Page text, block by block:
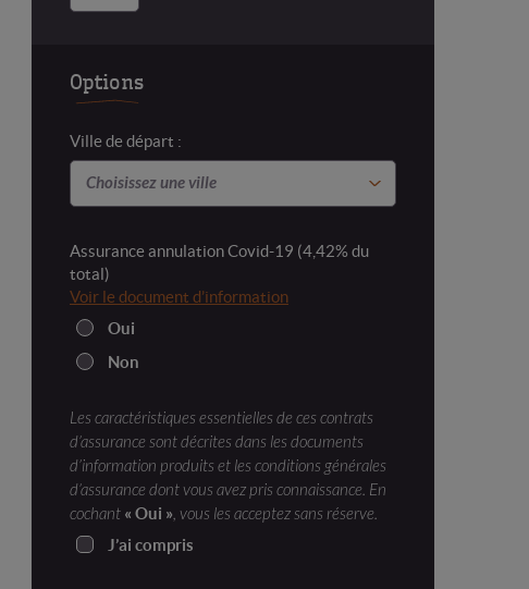
mesure,
ensemble
votre
voyage
Options
Ville de départ :
Assurance annulation Covid-19 (4,42% du
total)
Voir le document d’information
Oui
Non
Les caractéristiques essentielles de ces contrats
d’assurance sont décrites dans les documents
d’information produits et les conditions générales
d’assurance dont vous avez pris connaissance. En
cochant « Oui », vous les acceptez sans réserve.
J’ai compris